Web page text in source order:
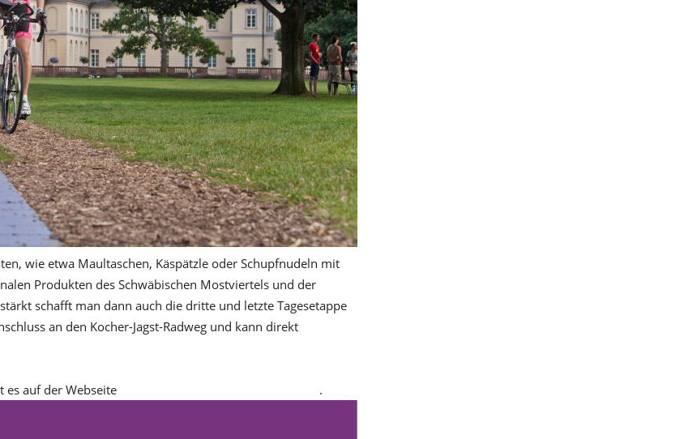
wie etwa Maultaschen, Käspätzle oder Schupfnudeln mit
Produkten des Schwäbischen Mostviertels und der
schafft man dann auch die dritte und letzte Tagesetappe
an den Kocher-Jagst-Radweg und kann direkt
auf der Webseite .